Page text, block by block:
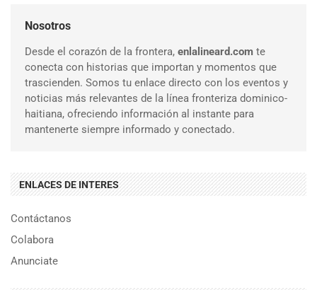
Nosotros
Desde el corazón de la frontera, enlalineard.com te
conecta con historias que importan y momentos que
trascienden. Somos tu enlace directo con los eventos y
noticias más relevantes de la línea fronteriza dominico-
haitiana, ofreciendo información al instante para
mantenerte siempre informado y conectado.
ENLACES DE INTERES
Contáctanos
Colabora
Anunciate